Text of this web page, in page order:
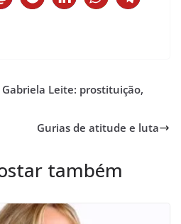
Leite: prostituição,
Gurias de atitude e luta
também